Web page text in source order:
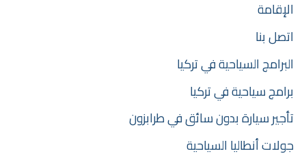
الإقامة
اتصل بنا
البرامج السياحية في تركيا
برامج سياحية في تركيا
تأجير سيارة بدون سائق في طرابزون
جولات أنطاليا السياحية